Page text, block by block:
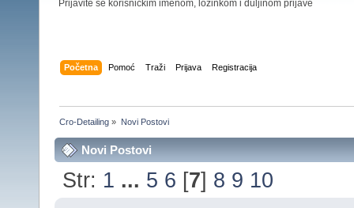
Prijavite se korisničkim imenom, lozinkom i duljinom prijave
Početna Pomoć Traži Prijava Registracija
Cro-Detailing » Novi Postovi
Novi Postovi
Str: 1 ... 5 6 [7] 8 9 10